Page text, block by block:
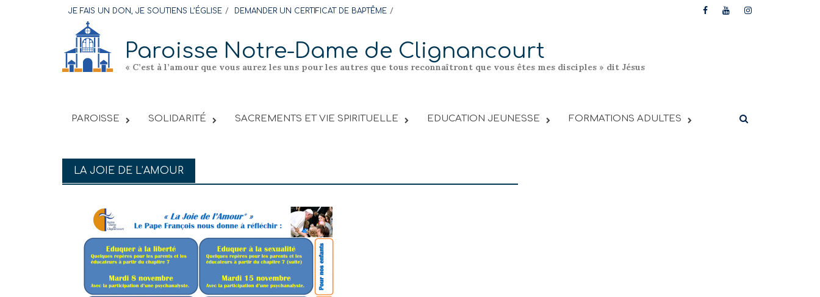
content
JE FAIS UN DON, JE SOUTIENS L’ÉGLISE DEMANDER UN CERTIFICAT DE BAPTÊME
Paroisse Notre-Dame de Clignancourt
« C’est à l’amour que vous aurez les uns pour les autres que tous reconnaîtront que vous êtes mes disciples » dit Jésus
PAROISSE SOLIDARITÉ SACREMENTS ET VIE SPIRITUELLE EDUCATION JEUNESSE FORMATIONS ADULTES
LA JOIE DE L’AMOUR